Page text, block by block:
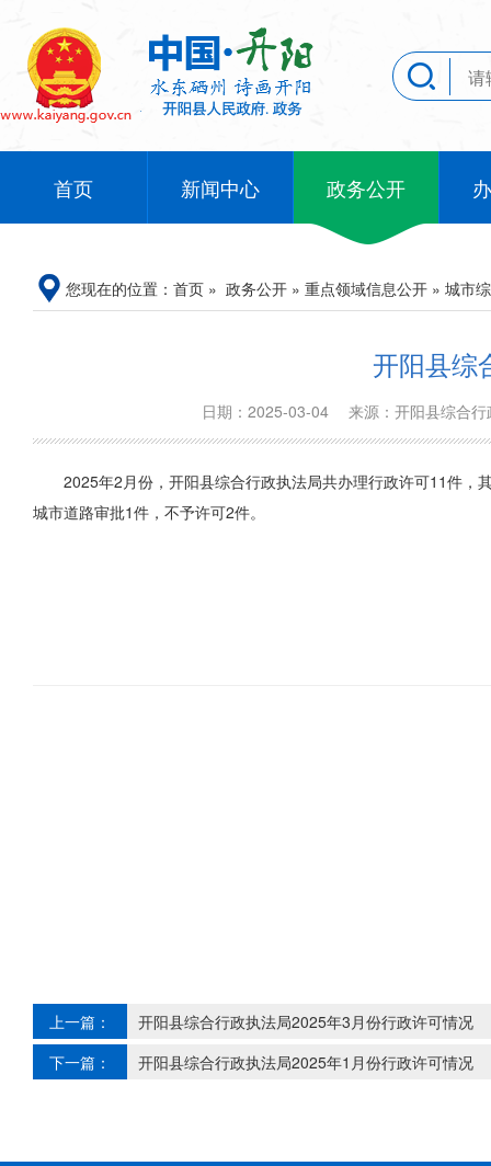
首页 新闻中心 政务公开
您现在的位置： 首页 » 政务公开 » 重点领域信息公开 » 城市
开阳县综
日期：2025-03-04 来源：开阳县综合
2025年2月份，开阳县综合行政执法局共办理行政许可11件，
城市道路审批1件，不予许可2件。
上一篇：
开阳县综合行政执法局2025年3月份行政许可情况
下一篇：
开阳县综合行政执法局2025年1月份行政许可情况